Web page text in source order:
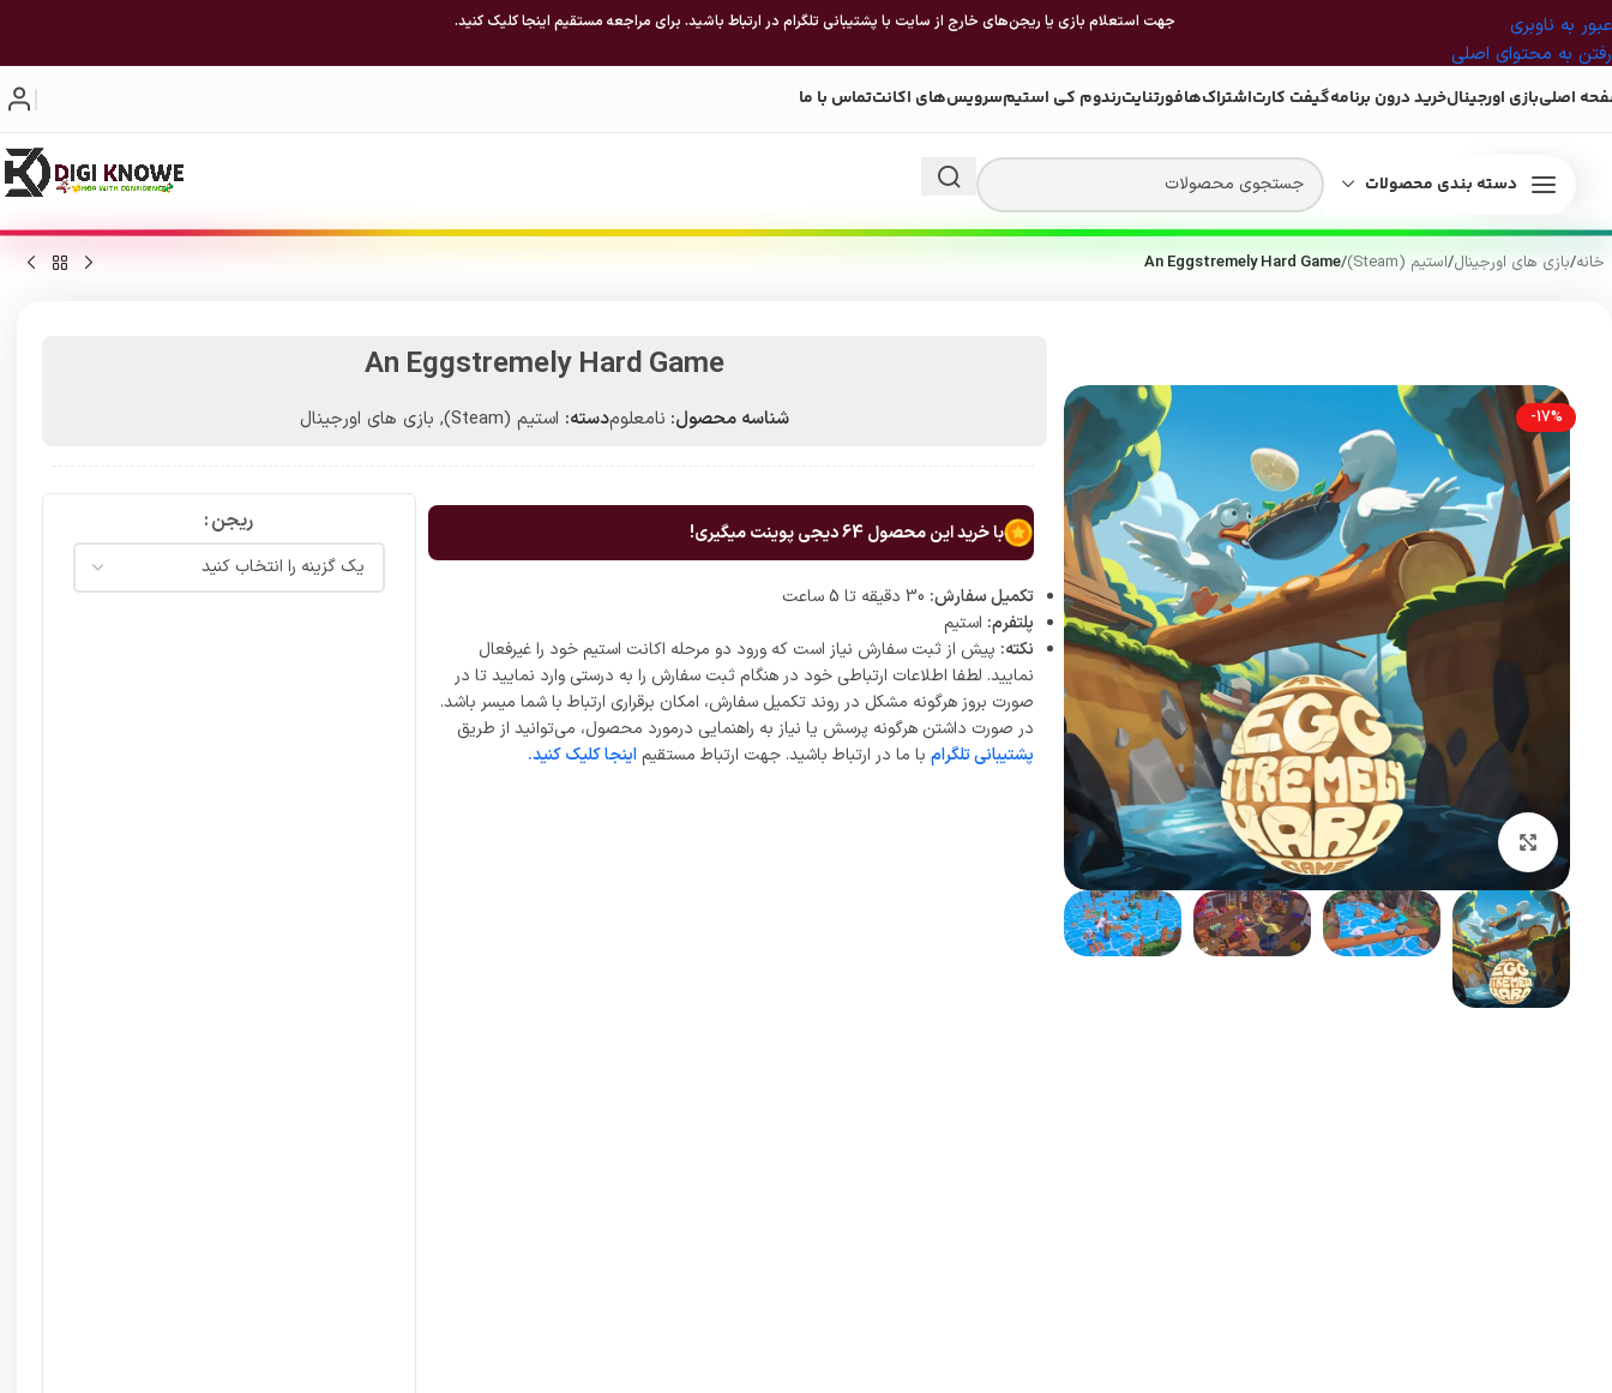
عبور به ناوبری
رفتن به محتوای اصلی
جهت استعلام بازی یا ریجن‌های خارج از سایت با پشتیبانی تلگرام در ارتباط باشید. برای مراجعه مستقیم اینجا کلیک کنید.
اصلیبازی اورجینالخرید درون برنامهگیفت کارتاشتراک‌هافورتنایترندوم کی استیمسرویس‌های اکانتتماس با ما
دسته بندی محصولات
خانه/بازی های اورجینال/استیم (Steam) /
An Eggstremely Hard Game
-17%
بزرگنمایی تصویر
An Eggstremely Hard Game
شناسه محصول: نامعلومدسته: استیم (Steam) , بازی های اورجینال
با خرید این محصول64دیجی پوینت میگیری!
تکمیل سفارش:
پلتفرم: استیم
نکته: پیش از ثبت سفارش نیاز است که ورود دو مرحله اکانت استیم خود را غیرفعال
نمایید. لطفا اطلاعات ارتباطی خود در هنگام ثبت سفارش را به درستی وارد نمایید تا در
صورت بروز هرگونه مشکل در روند تکمیل سفارش، امکان برقراری ارتباط با شما میسر باشد.
در صورت داشتن هرگونه پرسش یا نیاز به راهنمایی درمورد محصول، می‌توانید از طریق
پشتیبانی تلگرامبا ما در ارتباط باشید. جهت ارتباط مستقیم اینجا کلیک کنید.
ریجن